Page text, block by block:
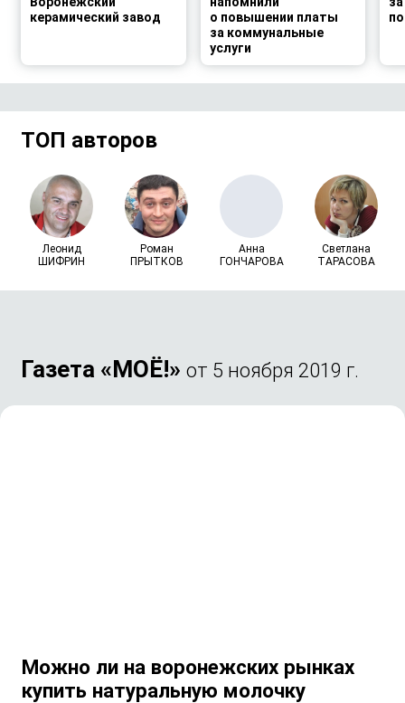
керамический завод
о повышении платы
за коммунальные
услуги
ТОП авторов
Леонид
ШИФРИН
Роман
ПРЫТКОВ
Анна
ГОНЧАРОВА
Светлана
ТАРАСОВА
Газета «МОЁ!»от 5 ноября 2019 г.
Можно ли на воронежских рынках
купить натуральную молочку